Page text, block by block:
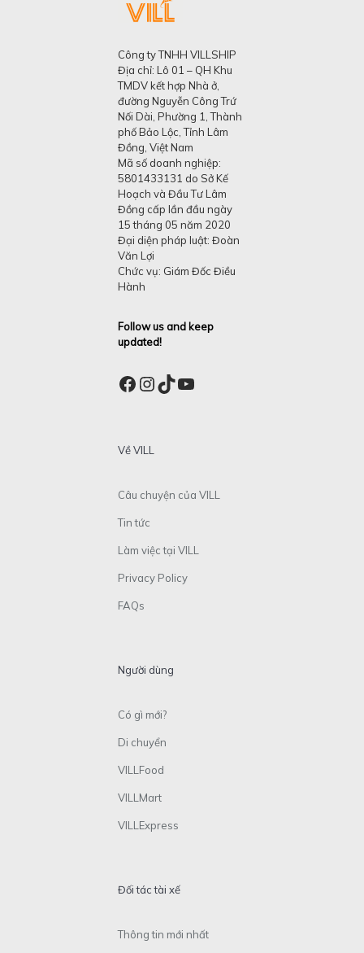
Công ty TNHH VILLSHIP
Địa chỉ: Lô 01 – QH Khu
TMDV kết hợp Nhà ở,
đường Nguyễn Công Trứ
Nối Dài, Phường 1, Thành
phố Bảo Lộc, Tỉnh Lâm
Đồng, Việt Nam
Mã số doanh nghiệp:
5801433131 do Sở Kế
Hoạch và Đầu Tư Lâm
Đồng cấp lần đầu ngày
15 tháng 05 năm 2020
Đại diện pháp luật: Đoàn
Văn Lợi
Chức vụ: Giám Đốc Điều
Hành
Follow us and keep
updated!
Facebook
Instagram
TikTok
YouTube
Về VILL
Câu chuyện của VILL
Tin tức
Làm việc tại VILL
Privacy Policy
FAQs
Người dùng
Có gì mới?
Di chuyển
VILLFood
VILLMart
VILLExpress
Đối tác tài xế
Thông tin mới nhất